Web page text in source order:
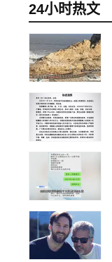
24小时热文